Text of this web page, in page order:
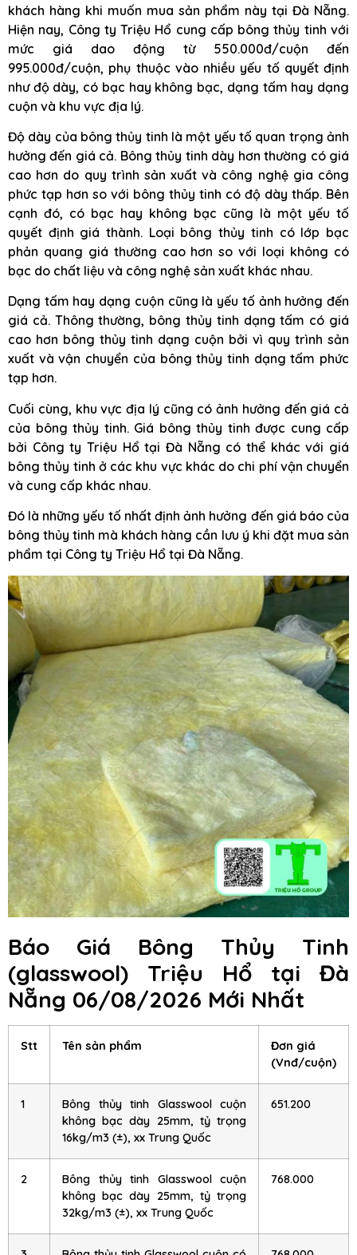
khách hàng khi muốn mua sản phẩm này tại Đà Nẵng.
Hiện nay, Công ty Triệu Hổ cung cấp bông thủy tinh với
mức giá dao động từ 550.000đ/cuộn đến
995.000đ/cuộn, phụ thuộc vào nhiều yếu tố quyết định
như độ dày, có bạc hay không bạc, dạng tấm hay dạng
cuộn và khu vực địa lý.
Độ dày của bông thủy tinh là một yếu tố quan trọng ảnh
hưởng đến giá cả. Bông thủy tinh dày hơn thường có giá
cao hơn do quy trình sản xuất và công nghệ gia công
phức tạp hơn so với bông thủy tinh có độ dày thấp. Bên
cạnh đó, có bạc hay không bạc cũng là một yếu tố
quyết định giá thành. Loại bông thủy tinh có lớp bạc
phản quang giá thường cao hơn so với loại không có
bạc do chất liệu và công nghệ sản xuất khác nhau.
Dạng tấm hay dạng cuộn cũng là yếu tố ảnh hưởng đến
giá cả. Thông thường, bông thủy tinh dạng tấm có giá
cao hơn bông thủy tinh dạng cuộn bởi vì quy trình sản
xuất và vận chuyển của bông thủy tinh dạng tấm phức
tạp hơn.
Cuối cùng, khu vực địa lý cũng có ảnh hưởng đến giá cả
của bông thủy tinh. Giá bông thủy tinh được cung cấp
bởi Công ty Triệu Hổ tại Đà Nẵng có thể khác với giá
bông thủy tinh ở các khu vực khác do chi phí vận chuyển
và cung cấp khác nhau.
Đó là những yếu tố nhất định ảnh hưởng đến giá báo của
bông thủy tinh mà khách hàng cần lưu ý khi đặt mua sản
phẩm tại Công ty Triệu Hổ tại Đà Nẵng.
Báo Giá Bông Thủy Tinh
(glasswool) Triệu Hổ tại Đà
Nẵng 06/08/2026 Mới Nhất
Stt Tên sản phẩm
Đơn giá
(Vnđ/cuộn)
1
Bông thủy tinh Glasswool cuộn
không bạc dày 25mm, tỷ trọng
16kg/m3 (±), xx Trung Quốc
651.200
2
Bông thủy tinh Glasswool cuộn
không bạc dày 25mm, tỷ trọng
32kg/m3 (±), xx Trung Quốc
768.000